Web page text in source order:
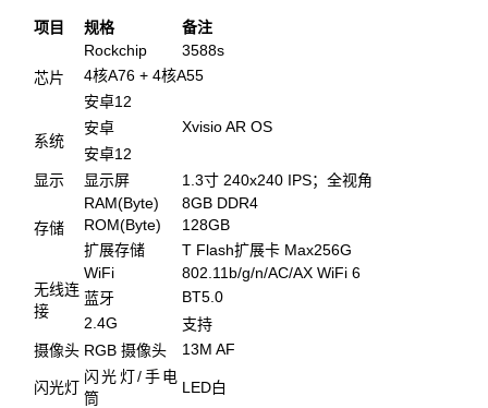
项目 规格 备注
芯片
Rockchip
3588s
4核A76 + 4核A55
安卓12
系统
安卓
Xvisio AR OS
安卓12
显示
显示屏 1.3寸 240x240 IPS；全视角
存储
RAM(Byte)
8GB DDR4
ROM(Byte)
128GB
扩展存储
T Flash扩展卡 Max256G
无线连
接
WiFi
802.11b/g/n/AC/AX WiFi 6
蓝牙
BT5.0
2.4G
支持
摄像头 RGB 摄像头 13M AF
闪光灯
闪光灯/手电
筒
LED白